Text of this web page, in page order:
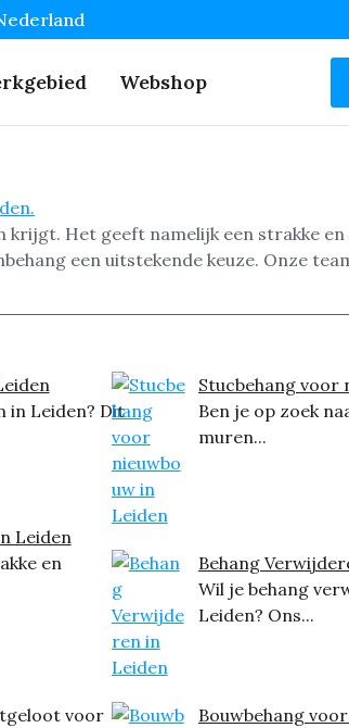
Webshop
Het geeft namelijk een strakke
een uitstekende keuze. Onze
in Leiden? Dit
Leiden
en
voor
Stucbehang voor
Ben je op zoek
muren...
Behang
Wil je behang
Leiden? Ons...
Bouwbehang